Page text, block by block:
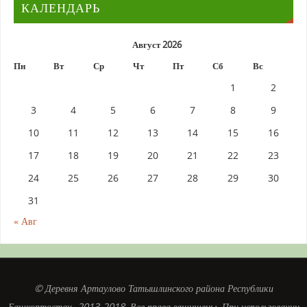
КАЛЕНДАРЬ
Август 2026
Пн
Вт Ср Чт Пт Сб Вс
« Авг
1
2
3
4 5 6 7 8
9
10
11 12 13 14 15
16
17
18 19 20 21 22
23
24
25 26 27 28 29
30
31
© Деревня Артаулово Татышлинского района Республики